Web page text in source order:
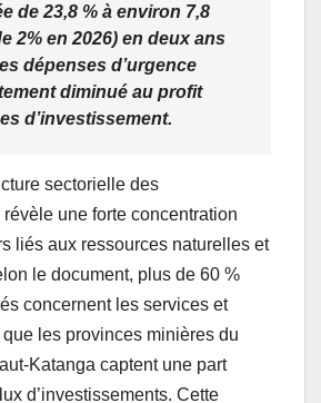
de 23,8 % à environ 7,8
2% en 2026) en deux ans
dépenses d’urgence
diminué au profit
d’investissement.
sectorielle des
une forte concentration
liés aux ressources naturelles et
le document, plus de 60 %
concernent les services et
que les provinces minières du
Katanga captent une part
d’investissements. Cette